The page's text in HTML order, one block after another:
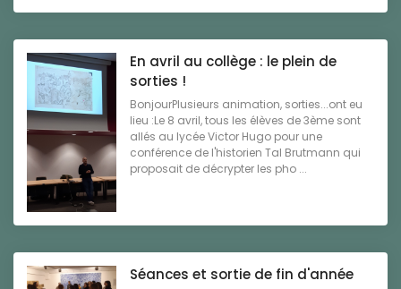
En avril au collège : le plein de
sorties !
BonjourPlusieurs animation, sorties...ont eu
lieu :Le 8 avril, tous les élèves de 3ème sont
allés au lycée Victor Hugo pour une
conférence de l'historien Tal Brutmann qui
proposait de décrypter les pho ...
Séances et sortie de fin d'année